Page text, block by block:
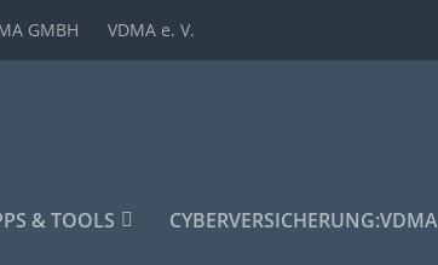
GMBH VDMA e. V.
& TOOLS CYBERVERSICHERUNG: